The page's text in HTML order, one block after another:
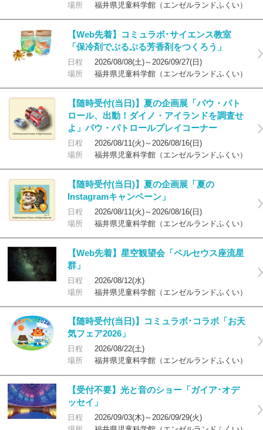
場所
福井県児童科学館（エンゼルランドふくい）
【Web先着】コミュラボ･サイエンス教室
「保冷剤でぷるぷる芳香剤をつくろう」
日程
2026/08/08(土)～2026/09/27(日)
場所
福井県児童科学館（エンゼルランドふくい）
【随時受付(当日)】夏の企画展「パウ・パト
ロール、出動！ダイノ・アイランドを調査せ
よ」パウ・パトロールプレイコーナー
日程
2026/08/11(火)～2026/08/16(日)
場所
福井県児童科学館（エンゼルランドふくい）
【随時受付(当日)】夏の企画展「夏の
Instagramキャンペーン」
日程
2026/08/11(火)～2026/08/16(日)
場所
福井県児童科学館（エンゼルランドふくい）
【Web先着】星空観望会「ペルセウス座流星
群」
日程
2026/08/12(水)
場所
福井県児童科学館（エンゼルランドふくい）
【随時受付(当日)】コミュラボ･コラボ「お天
気フェア2026」
日程
2026/08/22(土)
場所
福井県児童科学館（エンゼルランドふくい）
【受付不要】光と音のショー「ガイア･オデ
ッセイ」
日程
2026/09/03(木)～2026/09/29(火)